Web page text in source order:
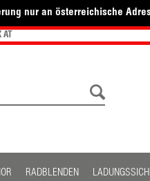
nur an österreichische
AT
RADBLENDEN